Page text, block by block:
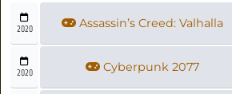
2020 Assassin’s Creed: Valhalla
2020 Cyberpunk 2077